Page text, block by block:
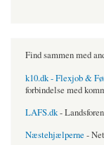
Find sammen med
k10.dk - Flexjob &
forbindelse med
LAFS.dk-
Næstehjælperne -